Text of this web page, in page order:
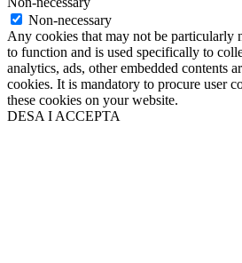
Non-necessary
Any cookies that may not be particularly
to function and is used specifically to
analytics, ads, other embedded contents
cookies. It is mandatory to procure user
these cookies on your website.
DESA I ACCEPTA